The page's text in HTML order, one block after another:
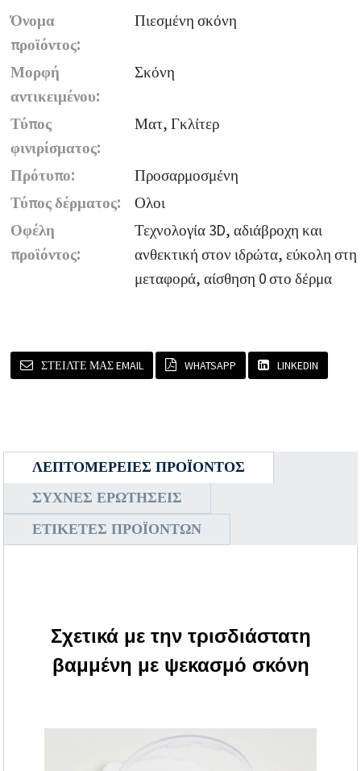
Όνομα
προϊόντος:
Πιεσμένη σκόνη
Μορφή
αντικειμένου:
Σκόνη
Τύπος
φινιρίσματος:
Ματ, Γκλίτερ
Πρότυπο:
Προσαρμοσμένη
Τύπος δέρματος:
Ολοι
Οφέλη
προϊόντος:
Τεχνολογία 3D, αδιάβροχη και
ανθεκτική στον ιδρώτα, εύκολη στη
μεταφορά, αίσθηση 0 στο δέρμα
ΣΤΕΊΛΤΕ ΜΑΣ EMAIL WHATSAPP LINKEDIN
ΛΕΠΤΟΜΈΡΕΙΕΣ ΠΡΟΪΌΝΤΟΣ
ΣΥΧΝΈΣ ΕΡΩΤΉΣΕΙΣ
ΕΤΙΚΈΤΕΣ ΠΡΟΪΌΝΤΩΝ
Σχετικά με την τρισδιάστατη
βαμμένη με ψεκασμό σκόνη